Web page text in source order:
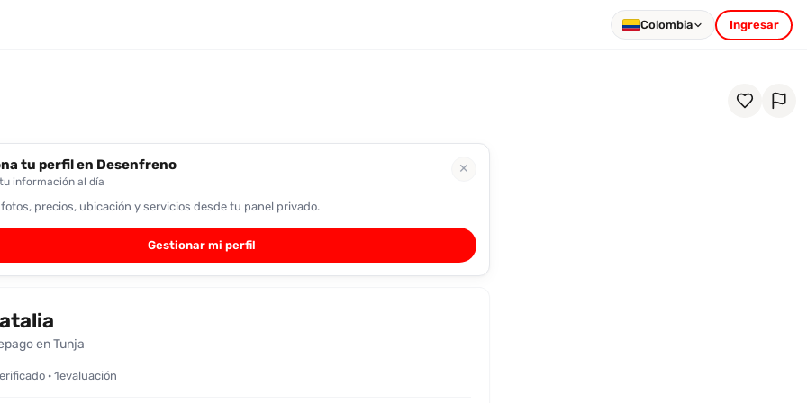
Colombia Ingresar
tu perfil en Desenfreno
información al día
✕
precios, ubicación y servicios desde tu panel privado.
Gestionar mi perfil
en Tunja
· 1evaluación